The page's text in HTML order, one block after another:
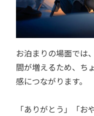
お泊まりの場面では
間が増えるため、ち
感につながります。
「ありがとう」「お